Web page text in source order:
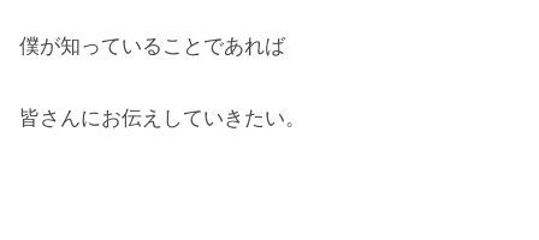
僕が知っていることであれば
皆さんにお伝えしていきたい。